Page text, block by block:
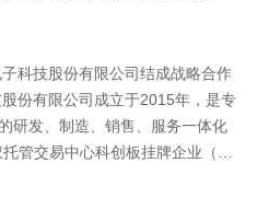
科技股份有限公司结成战略合作
份有限公司成立于2015年，是专
研发、制造、销售、服务一体化
管交易中心科创板挂牌企业（股